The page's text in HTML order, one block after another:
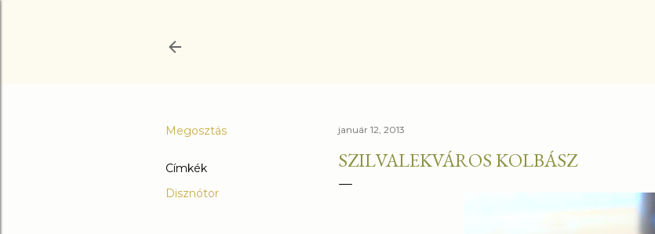
Megosztás
Címkék
Disznótor
január 12, 2013
SZILVALEKVÁROS KOLBÁSZ